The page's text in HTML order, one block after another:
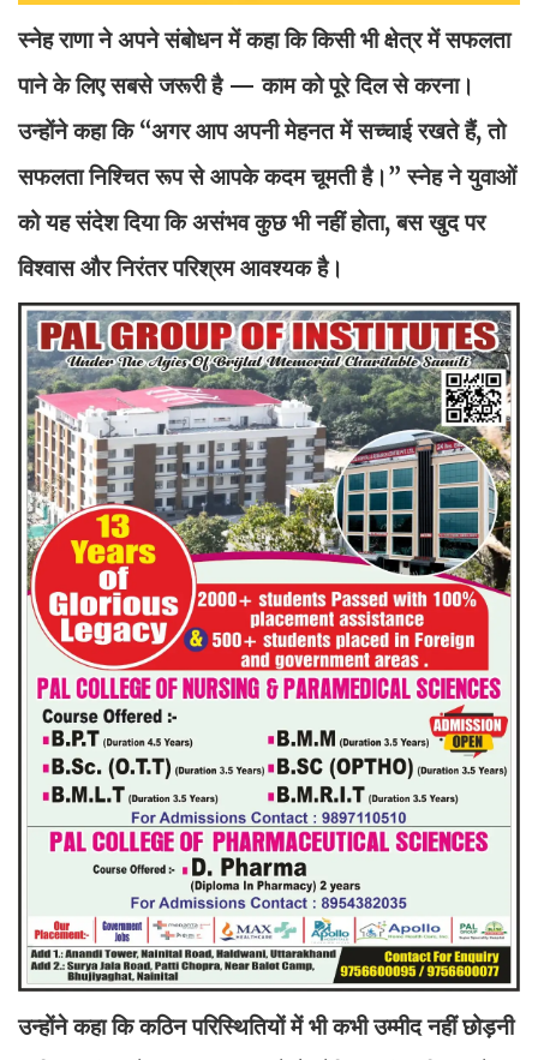
स्नेह राणा ने अपने संबोधन में कहा कि किसी भी क्षेत्र में सफलता
पाने के लिए सबसे जरूरी है — काम को पूरे दिल से करना।
उन्होंने कहा कि “अगर आप अपनी मेहनत में सच्चाई रखते हैं, तो
सफलता निश्चित रूप से आपके कदम चूमती है।” स्नेह ने युवाओं
को यह संदेश दिया कि असंभव कुछ भी नहीं होता, बस खुद पर
विश्वास और निरंतर परिश्रम आवश्यक है।
उन्होंने कहा कि कठिन परिस्थितियों में भी कभी उम्मीद नहीं छोड़नी